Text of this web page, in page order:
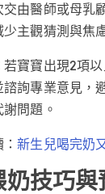
由醫師或母乳
主觀猜測與焦
若寶寶出現2項
詢專業意見，
問題。
：新生兒喝完奶
奶技巧